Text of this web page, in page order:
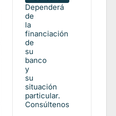
Dependerá
de
la
financiación
de
su
banco
y
su
situación
particular.
Consúltenos